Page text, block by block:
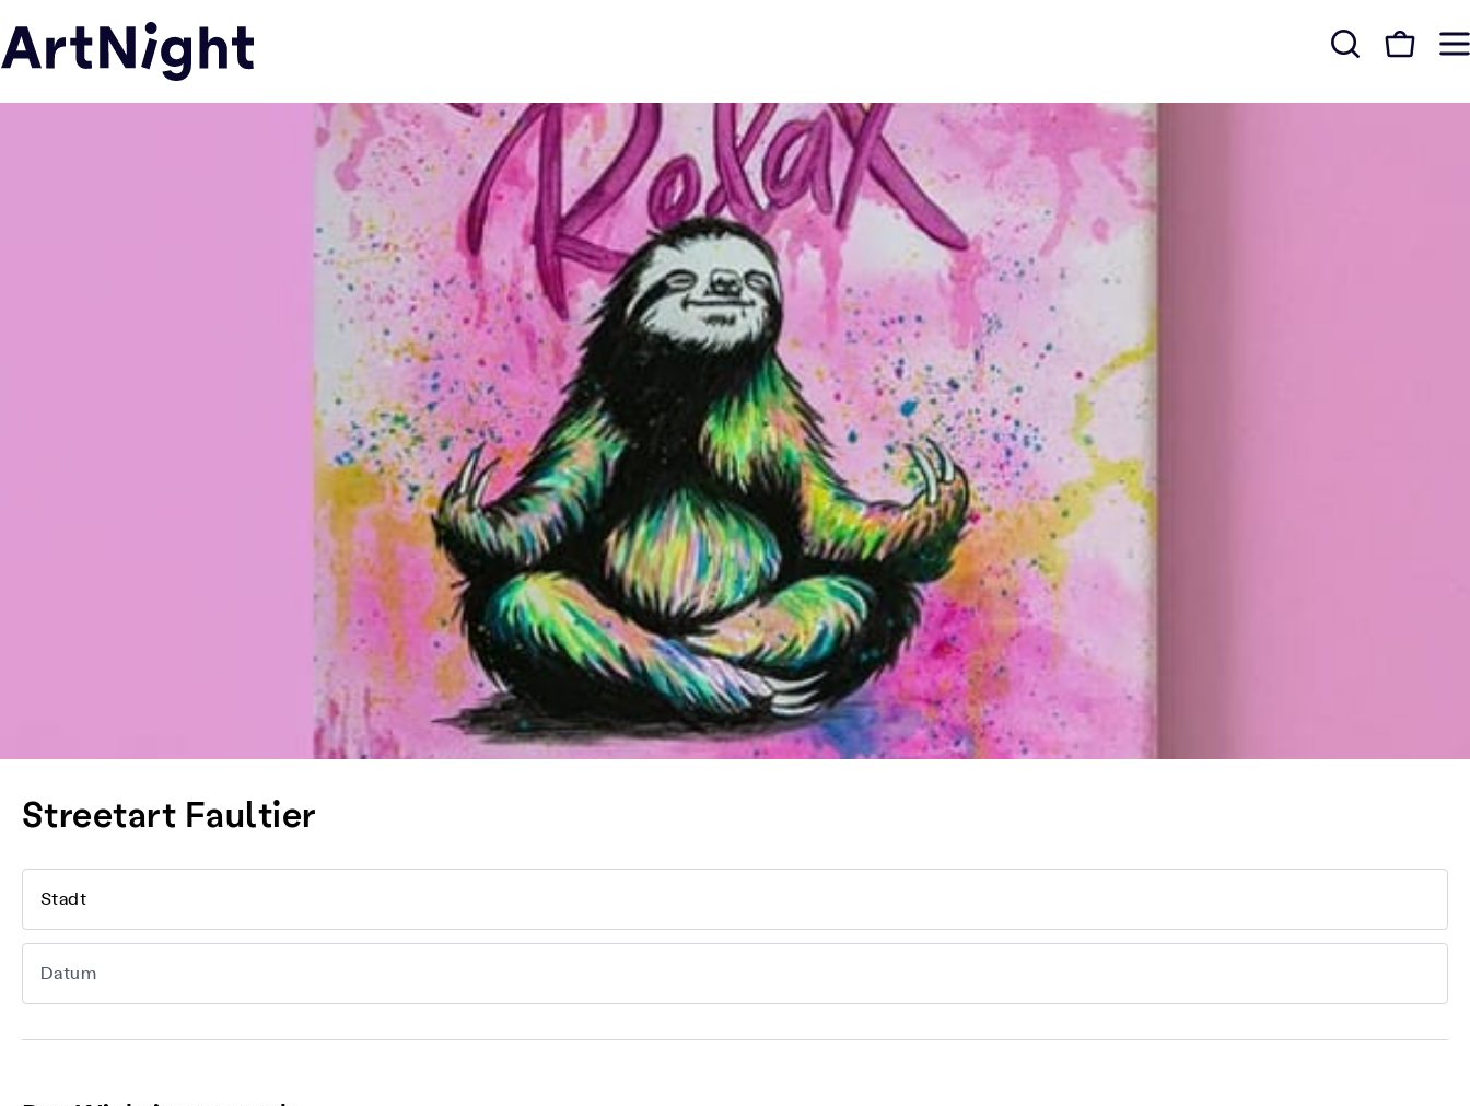
Streetart Faultier
Stadt
Datum